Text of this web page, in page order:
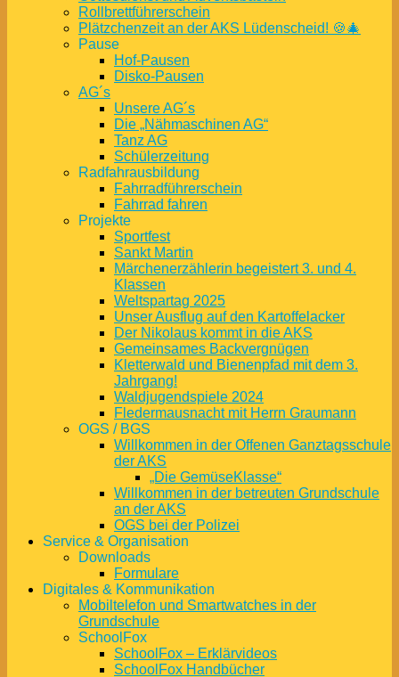
Rollbrettführerschein
Plätzchenzeit an der AKS Lüdenscheid! 🍪🎄
Pause
Hof-Pausen
Disko-Pausen
AG´s
Unsere AG´s
Die „Nähmaschinen AG“
Tanz AG
Schülerzeitung
Radfahrausbildung
Fahrradführerschein
Fahrrad fahren
Projekte
Sportfest
Sankt Martin
Märchenerzählerin begeistert 3. und 4.
Klassen
Weltspartag 2025
Unser Ausflug auf den Kartoffelacker
Der Nikolaus kommt in die AKS
Gemeinsames Backvergnügen
Kletterwald und Bienenpfad mit dem 3.
Jahrgang!
Waldjugendspiele 2024
Fledermausnacht mit Herrn Graumann
OGS / BGS
Willkommen in der Offenen Ganztagsschule
der AKS
„Die GemüseKlasse“
Willkommen in der betreuten Grundschule
an der AKS
OGS bei der Polizei
Service & Organisation
Downloads
Formulare
Digitales & Kommunikation
Mobiltelefon und Smartwatches in der
Grundschule
SchoolFox
SchoolFox – Erklärvideos
SchoolFox Handbücher